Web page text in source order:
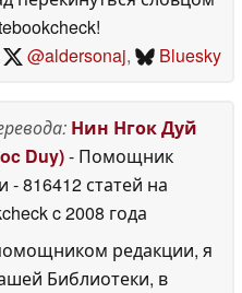
@aldersonaj, Bluesky
Нин Нгок Дуй
Duy)- Помощник
- 816412 статей на
c 2008 года
редакции, я
Библиотеки, в